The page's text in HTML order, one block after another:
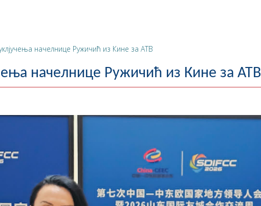
начелнице Ружичић из Кине за АТВ
начелнице Ружичић из Кине за АТВ